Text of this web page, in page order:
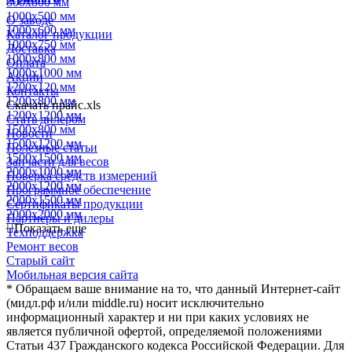
1000х500 мм
1000х600 мм
1000х750 мм
1000х800 мм
1000х1000 мм
1200х120 мм
1200х800 мм
1200х1200 мм
1500х800 мм
1500х1200 мм
1500х1500 мм
2000х1000 мм
2000х1200 мм
2000х1500 мм
2000х2000 мм
Показать еще
О заводе
Каталог продукции
Доставка
Оплата
Акции
Контакты
Скачать прайс.xls
Стать дилером
Новости
Полезные статьи
Запчасти для весов
Поверка средств измерений
Программное обеспечение
Сертификаты продукции
Партнеры и дилеры
Техподдержка
Ремонт весов
Старый сайт
Мобильная версия сайта
* Обращаем ваше внимание на то, что данный Интернет-сайт
(мидл.рф и/или middle.ru) носит исключительно
информационный характер и ни при каких условиях не
является публичной офертой, определяемой положениями
Статьи 437 Гражданского кодекса Российской Федерации. Для